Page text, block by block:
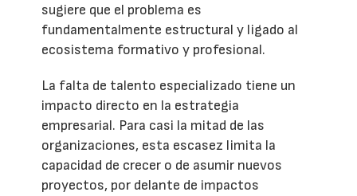
sugiere que el problema es
fundamentalmente estructural y ligado al
ecosistema formativo y profesional.
La falta de talento especializado tiene un
impacto directo en la estrategia
empresarial. Para casi la mitad de las
organizaciones, esta escasez limita la
capacidad de crecer o de asumir nuevos
proyectos, por delante de impactos